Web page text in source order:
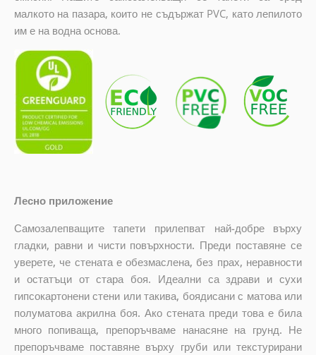
малкото на пазара, които не съдържат PVC, като лепилото
им е на водна основа.
Лесно приложение
Самозалепващите тапети прилепват най-добре върху
гладки, равни и чисти повърхности. Преди поставяне се
уверете, че стената е обезмаслена, без прах, неравности
и остатъци от стара боя. Идеални са здрави и сухи
гипсокартонени стени или такива, боядисани с матова или
полуматова акрилна боя. Ако стената преди това е била
много попиваща, препоръчваме нанасяне на грунд. Не
препоръчваме поставяне върху груби или текстурирани